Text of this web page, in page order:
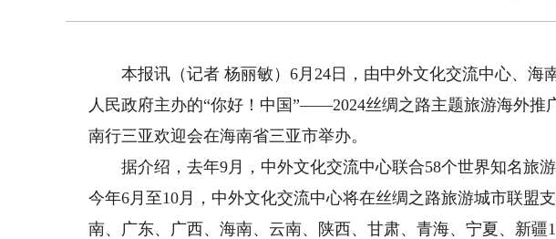
本报讯（记者 杨丽敏）6月24日，由中外文化交流中心、海
人民政府主办的“你好！中国”——2024丝绸之路主题旅游海外推
南行三亚欢迎会在海南省三亚市举办。
据介绍，去年9月，中外文化交流中心联合58个世界知名旅游
今年6月至10月，中外文化交流中心将在丝绸之路旅游城市联盟
南、广东、广西、海南、云南、陕西、甘肃、青海、宁夏、新疆